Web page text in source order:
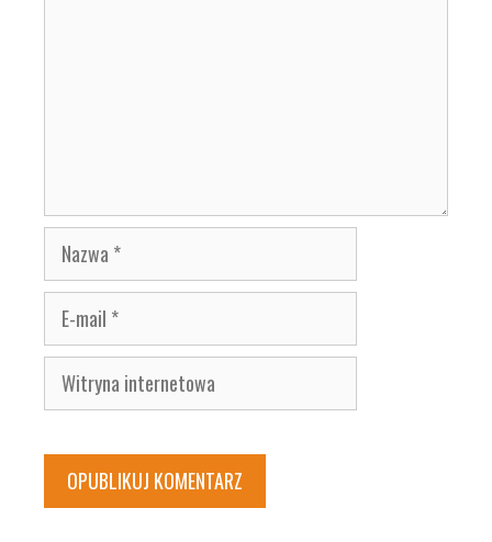
Nazwa
E-
mail
Witryna
internetowa